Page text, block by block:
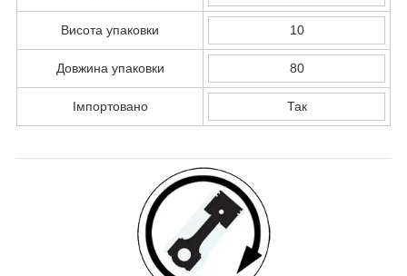
Висота упаковки 10
Довжина упаковки 80
Імпортовано Так